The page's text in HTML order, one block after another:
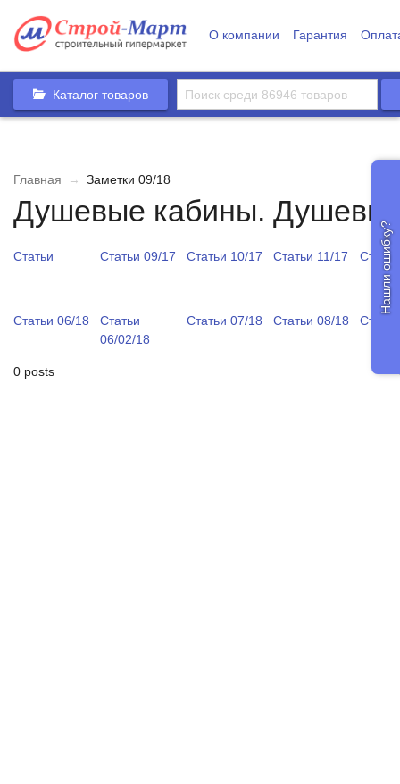
О компании Гарантия
Каталог товаров
Главная → Заметки 09/18
Душевые кабины.
Статьи Статьи 09/17 Статьи 10/17 Статьи 11/17
Статьи 06/18
Статьи
06/02/18
Статьи 07/18 Статьи 08/18
0 posts
Нашли ошибку?